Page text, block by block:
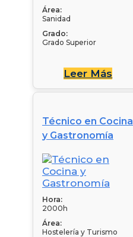
Área:
Sanidad
Grado:
Grado Superior
Leer Más
Técnico en Cocina
y Gastronomía
Hora:
2000h
Área:
Hostelería y Turismo